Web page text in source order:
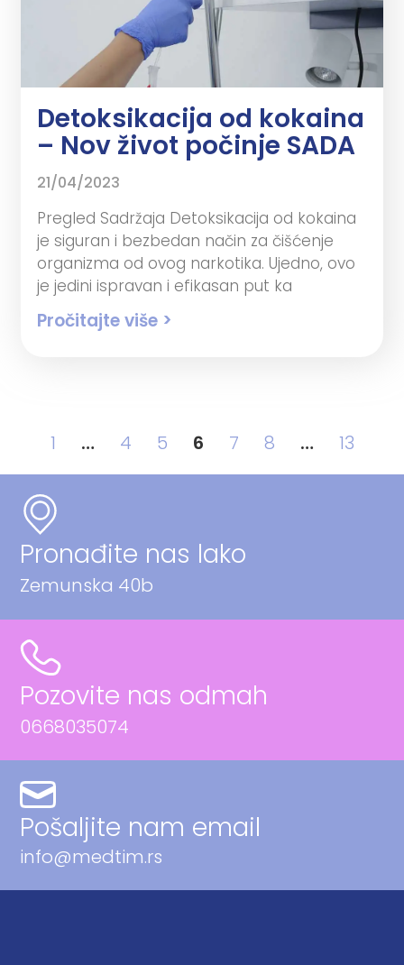
Detoksikacija od kokaina
– Nov život počinje SADA
21/04/2023
Pregled Sadržaja Detoksikacija od kokaina
je siguran i bezbedan način za čišćenje
organizma od ovog narkotika. Ujedno, ovo
je jedini ispravan i efikasan put ka
Pročitajte više >
1 … 4 5 6 7 8 … 13
Pronađite nas lako
Zemunska 40b
Pozovite nas odmah
0668035074
Pošaljite nam email
info@medtim.rs